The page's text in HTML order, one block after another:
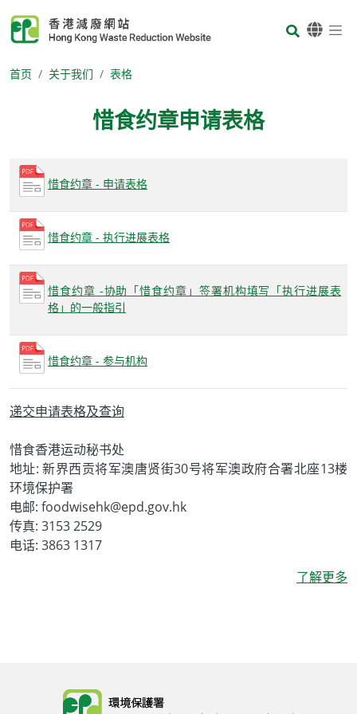
Body
首页 关于我们 表格
惜食约章申请表格
Body
惜食约章 - 申请表格
惜食约章 - 执行进展表格
惜食约章 -协助「惜食约章」签署机构填写「执行进展表
格」的一般指引
惜食约章 - 参与机构
递交申请表格及查询
惜食香港运动秘书处
地址: 新界西贡将军澳唐贤街30号将军澳政府合署北座13楼
环境保护署
电邮: foodwisehk@epd.gov.hk
传真: 3153 2529
电话: 3863 1317
了解更多